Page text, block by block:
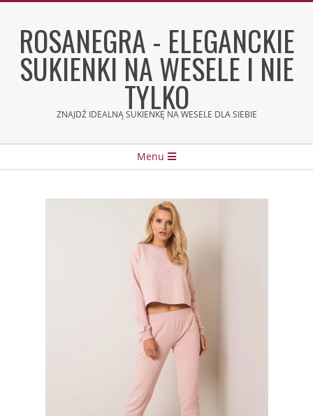
contentROSANEGRA - ELEGANCKIE
SUKIENKI NA WESELE I NIE
TYLKO
ZNAJDŹ IDEALNĄ SUKIENKĘ NA WESELE DLA SIEBIE
Menu